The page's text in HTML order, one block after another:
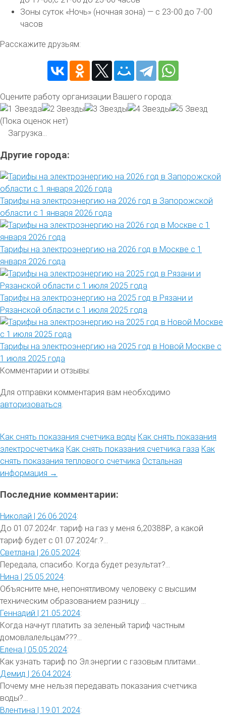
Зоны суток «Ночь» (ночная зона) — с 23-00 до 7-00
часов
Расскажите друзьям:
Оцените работу организации Вашего города:
(Пока оценок нет)
Загрузка...
Другие города:
Тарифы на электроэнергию на 2026 год в Запорожской
области с 1 января 2026 года
Тарифы на электроэнергию на 2026 год в Москве с 1
января 2026 года
Тарифы на электроэнергию на 2025 год в Рязани и
Рязанской области с 1 июля 2025 года
Тарифы на электроэнергию на 2025 год в Новой Москве с
1 июля 2025 года
Комментарии и отзывы:
Для отправки комментария вам необходимо
авторизоваться
Как снять показания счетчика воды Как снять показания
электросчетчика Как снять показания счетчика газа Как
снять показания теплового счетчика Остальная
информация →
Последние комментарии:
Николай | 26.06.2024:
До 01.07.2024г. тариф на газ у меня 6,20388₽, а какой
тариф будет с 01.07.2024г.?...
Светлана | 26.05.2024:
Передала, спасибо. Когда будет результат?...
Нина | 25.05.2024:
Объясните мне, непонятливому человеку с высшим
техническим образованием разницу ...
Геннадий | 21.05.2024:
Когда начнут платить за зеленый тариф частным
домовлалельцам???...
Елена | 05.05.2024:
Как узнать тариф по Эл.энергии с газовым плитами...
Демид | 26.04.2024:
Почему мне нельзя передавать показания счетчика
воды?...
Влентина | 19.01.2024: